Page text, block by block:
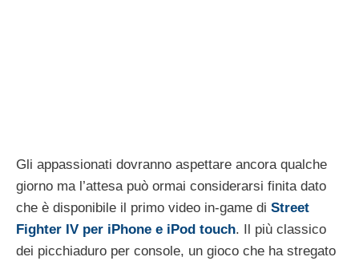
Gli appassionati dovranno aspettare ancora qualche
giorno ma l’attesa può ormai considerarsi finita dato
che è disponibile il primo video in-game di Street
Fighter IV per iPhone e iPod touch. Il più classico
dei picchiaduro per console, un gioco che ha stregato